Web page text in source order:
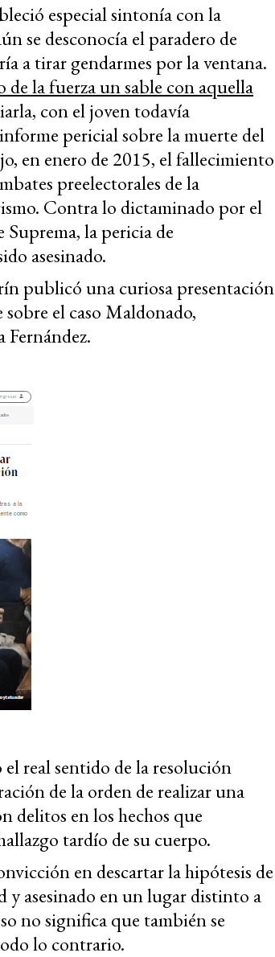
especial sintonía con la
se desconocía el paradero de
a tirar gendarmes por la ventana.
de la fuerza un sable con aquella
con el joven todavía
pericial sobre la muerte del
en enero de 2015, el fallecimiento
preelectorales de la
Contra lo dictaminado por el
la pericia de
asesinado.
publicó una curiosa presentación
el caso Maldonado,
real sentido de la resolución
de la orden de realizar una
delitos en los hechos que
tardío de su cuerpo.
en descartar la hipótesis de
y asesinado en un lugar distinto a
no significa que también se
lo contrario.